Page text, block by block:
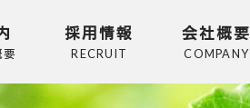
リハビリ Fujiケアステーション
Fujiケアサービス
支援 Fujiケアセンター
・遺品整理 高齢者住宅事業部
採用情報
RECRUIT
会社概要
COMPANY